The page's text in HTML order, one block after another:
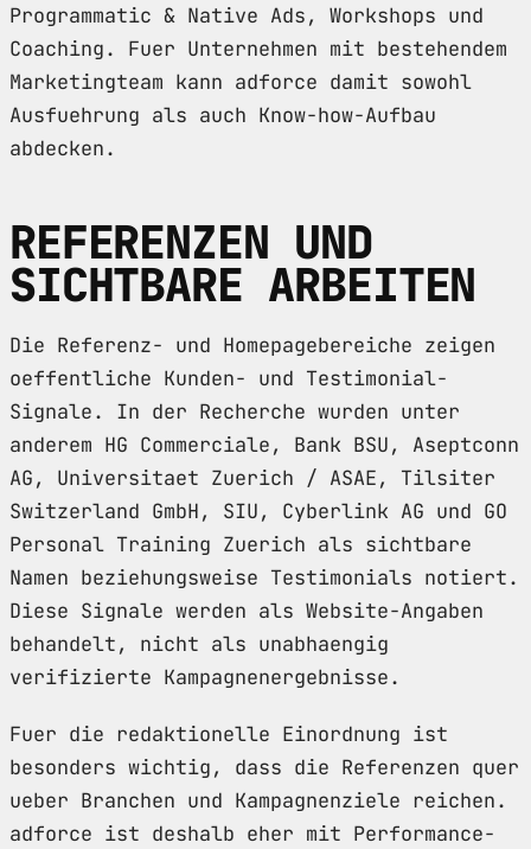
Programmatic & Native Ads, Workshops und
Coaching. Fuer Unternehmen mit bestehendem
Marketingteam kann adforce damit sowohl
Ausfuehrung als auch Know-how-Aufbau
abdecken.
REFERENZEN UND
SICHTBARE ARBEITEN
Die Referenz- und Homepagebereiche zeigen
oeffentliche Kunden- und Testimonial-
Signale. In der Recherche wurden unter
anderem HG Commerciale, Bank BSU, Aseptconn
AG, Universitaet Zuerich / ASAE, Tilsiter
Switzerland GmbH, SIU, Cyberlink AG und GO
Personal Training Zuerich als sichtbare
Namen beziehungsweise Testimonials notiert.
Diese Signale werden als Website-Angaben
behandelt, nicht als unabhaengig
verifizierte Kampagnenergebnisse.
Fuer die redaktionelle Einordnung ist
besonders wichtig, dass die Referenzen quer
ueber Branchen und Kampagnenziele reichen.
adforce ist deshalb eher mit Performance-